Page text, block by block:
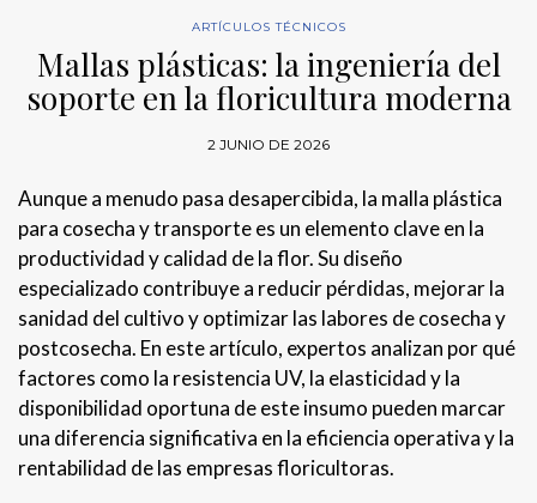
ARTÍCULOS TÉCNICOS
Mallas plásticas: la ingeniería del
soporte en la floricultura moderna
2 JUNIO DE 2026
Aunque a menudo pasa desapercibida, la malla plástica
para cosecha y transporte es un elemento clave en la
productividad y calidad de la flor. Su diseño
especializado contribuye a reducir pérdidas, mejorar la
sanidad del cultivo y optimizar las labores de cosecha y
postcosecha. En este artículo, expertos analizan por qué
factores como la resistencia UV, la elasticidad y la
disponibilidad oportuna de este insumo pueden marcar
una diferencia significativa en la eficiencia operativa y la
rentabilidad de las empresas floricultoras.